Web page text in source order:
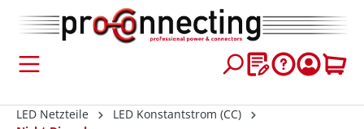
springen
LED Netzteile
LED Konstantstrom (CC)